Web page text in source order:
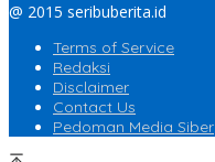
@ 2015 seribuberita.id
Terms of Service
Redaksi
Disclaimer
Contact Us
Pedoman Media Siber